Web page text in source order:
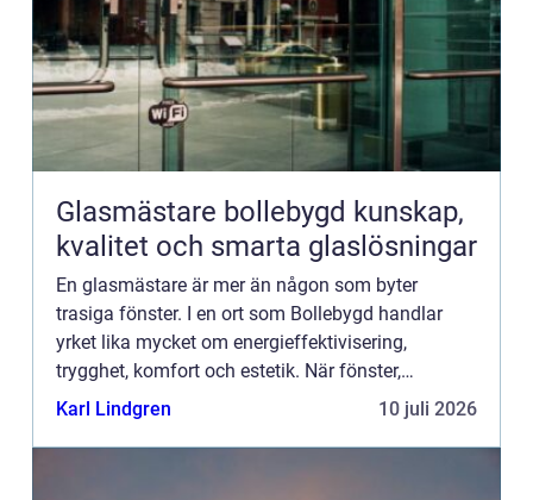
Glasmästare bollebygd kunskap,
kvalitet och smarta glaslösningar
En glasmästare är mer än någon som byter
trasiga fönster. I en ort som Bollebygd handlar
yrket lika mycket om energieffektivisering,
trygghet, komfort och estetik. När fönster,
glasräcken och solskydd planeras med omsorg
Karl Lindgren 10 juli 2026